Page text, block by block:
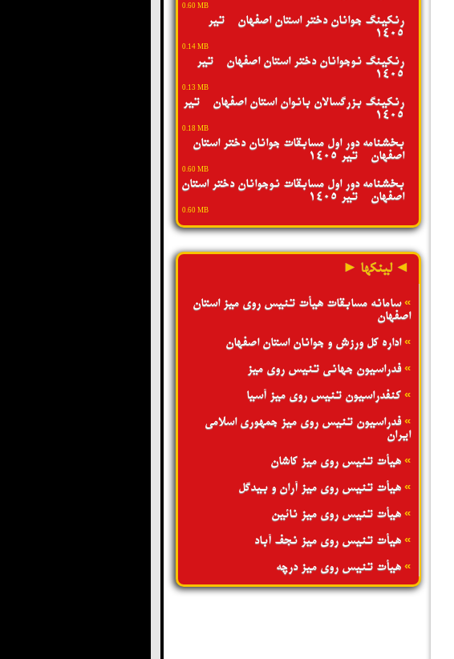
0.60 MB
رنکینگ جوانان دختر استان اصفهان - تیر
1405
0.14 MB
رنکینگ نوجوانان دختر استان اصفهان - تیر
1405
0.13 MB
رنکینگ بزرگسالان بانوان استان اصفهان - تیر
1405
0.18 MB
بخشنامه دور اول مسابقات جوانان دختر استان
اصفهان - تیر 1405
0.60 MB
بخشنامه دور اول مسابقات نوجوانان دختر استان
اصفهان - تیر 1405
0.60 MB
◄ لینکها ►
»سامانه مسابقات هیأت تنیس روی میز استان
اصفهان
»اداره کل ورزش و جوانان استان اصفهان
»فدراسیون جهانی تنیس روی میز
» کنفدراسیون تنیس روی میز آسیا
»فدراسیون تنیس روی میز جمهوری اسلامی
ایران
» هیأت تنیس روی میز کاشان
» هیأت تنیس روی میز آران و بیدگل
» هیأت تنیس روی میز نائین
» هیأت تنیس روی میز نجف آباد
» هیأت تنیس روی میز درچه